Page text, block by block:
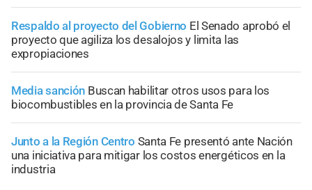
Respaldo al proyecto del Gobierno El Senado aprobó el
proyecto que agiliza los desalojos y limita las
expropiaciones
Media sanción Buscan habilitar otros usos para los
biocombustibles en la provincia de Santa Fe
Junto a la Región Centro Santa Fe presentó ante Nación
una iniciativa para mitigar los costos energéticos en la
industria